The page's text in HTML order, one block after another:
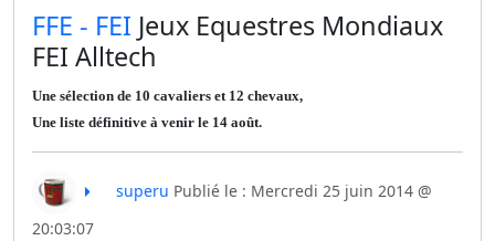
​FFE - FEI Jeux Equestres Mondiaux
FEI Alltech
Une sélection de 10 cavaliers et 12 chevaux,
Une liste définitive à venir le 14 août.
superu Publié le : Mercredi 25 juin 2014 @
20:03:07